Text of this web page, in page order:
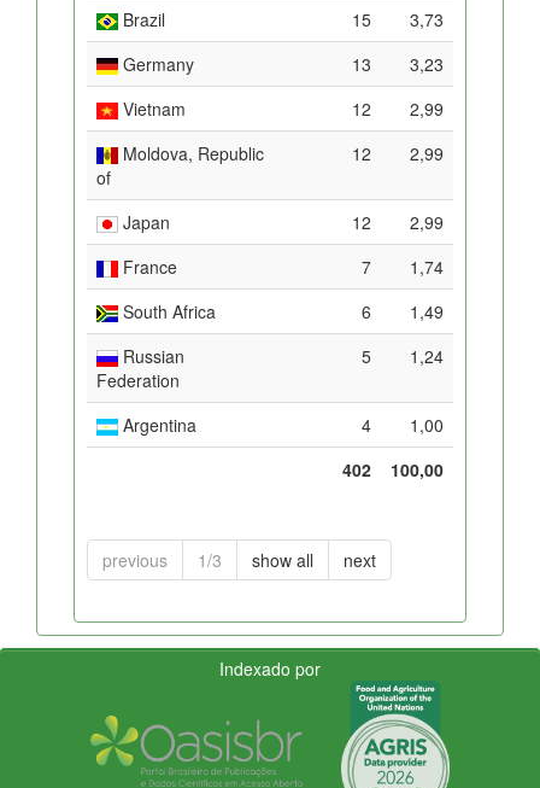
Brazil
15
3,73
Germany
13
3,23
Vietnam
12
2,99
Moldova, Republic
of
12 2,99
Japan 12
2,99
France
7
1,74
South Africa
6
1,49
Russian
Federation
5 1,24
Argentina 4
1,00
402
100,00
previous 1/3 show all next
Indexado por